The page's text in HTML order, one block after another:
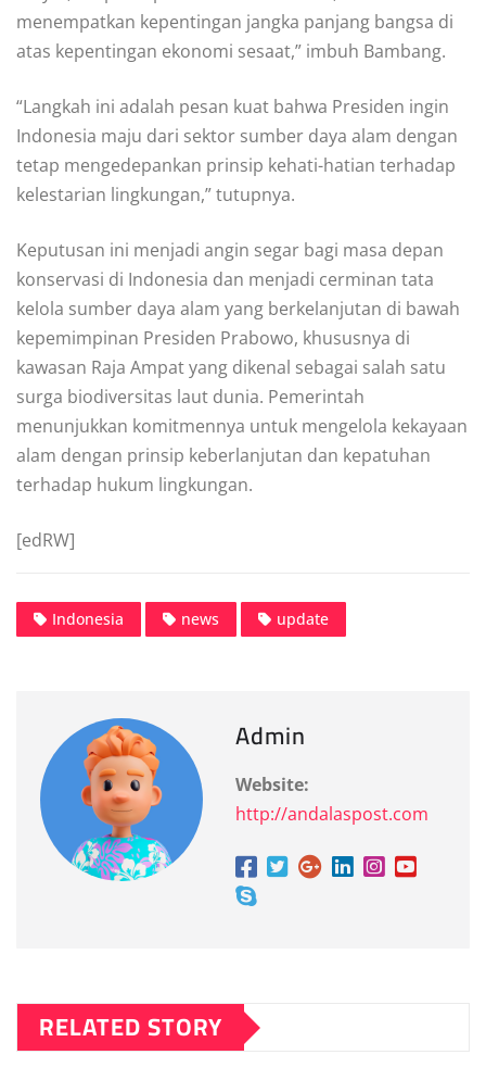
menempatkan kepentingan jangka panjang bangsa di
atas kepentingan ekonomi sesaat,” imbuh Bambang.
“Langkah ini adalah pesan kuat bahwa Presiden ingin
Indonesia maju dari sektor sumber daya alam dengan
tetap mengedepankan prinsip kehati-hatian terhadap
kelestarian lingkungan,” tutupnya.
Keputusan ini menjadi angin segar bagi masa depan
konservasi di Indonesia dan menjadi cerminan tata
kelola sumber daya alam yang berkelanjutan di bawah
kepemimpinan Presiden Prabowo, khususnya di
kawasan Raja Ampat yang dikenal sebagai salah satu
surga biodiversitas laut dunia. Pemerintah
menunjukkan komitmennya untuk mengelola kekayaan
alam dengan prinsip keberlanjutan dan kepatuhan
terhadap hukum lingkungan.
[edRW]
Indonesia news update
Admin
Website:
http://andalaspost.com
RELATED STORY